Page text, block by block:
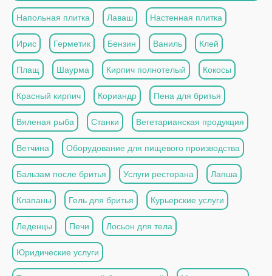
Напольная плитка Лаваш Настенная плитка
Ирис Герметик Бензин Ваниль Клей
Плащ Шаурма Кирпич полнотелый Кокосы
Красный кирпич Кориандр Пена для бритья
Вяленая рыба Станки Вегетарианская продукция
Ветчина Оборудование для пищевого производства
Бальзам после бритья Услуги ресторана Лапша
Клапаны Гель для бритья Курьерские услуги
Леденцы Печи Лосьон для тела
Юридические услуги